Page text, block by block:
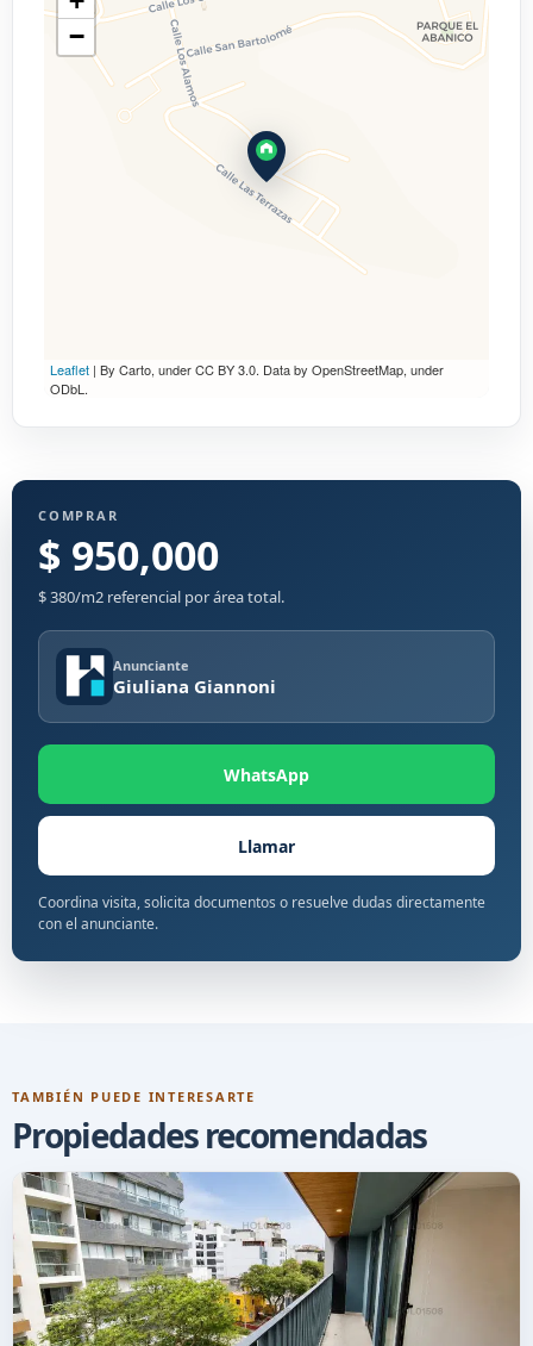
−
Leaflet | By Carto, under CC BY 3.0. Data by OpenStreetMap, under
ODbL.
COMPRAR
$ 950,000
$ 380/m2 referencial por área total.
Anunciante
Giuliana Giannoni
WhatsApp
Llamar
Coordina visita, solicita documentos o resuelve dudas directamente
con el anunciante.
TAMBIÉN PUEDE INTERESARTE
Propiedades recomendadas